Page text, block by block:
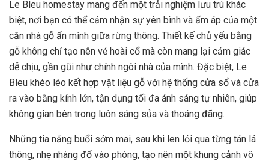
Le Bleu homestay mang đến một trải nghiệm lưu trú khác
biệt, nơi bạn có thể cảm nhận sự yên bình và ấm áp của một
căn nhà gỗ ẩn mình giữa rừng thông. Thiết kế chủ yếu bằng
gỗ không chỉ tạo nên vẻ hoài cổ mà còn mang lại cảm giác
dễ chịu, gần gũi như chính ngôi nhà của mình. Đặc biệt, Le
Bleu khéo léo kết hợp vật liệu gỗ với hệ thống cửa sổ và cửa
ra vào bằng kính lớn, tận dụng tối đa ánh sáng tự nhiên, giúp
không gian bên trong luôn sáng sủa và thoáng đãng.
Những tia nắng buổi sớm mai, sau khi len lỏi qua từng tán lá
thông, nhẹ nhàng đổ vào phòng, tạo nên một khung cảnh vô